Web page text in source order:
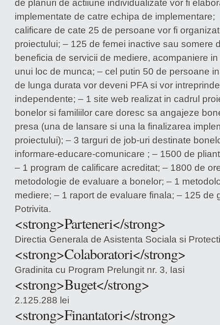
de planuri de actiiune individualizate vor fi
implementate de catre echipa de implementare;
calificare de cate 25 de persoane vor fi
proiectului; – 125 de femei inactive sau somere
beneficia de servicii de mediere, acompaniere
unui loc de munca; – cel putin 50 de persoane
de lunga durata vor deveni PFA si vor
independente; – 1 site web realizat in cadrul
bonelor si familiilor care doresc sa angajeze
presa (una de lansare si una la finalizarea
proiectului); – 3 targuri de job-uri destinate
informare-educare-comunicare ; – 1500 de
– 1 program de calificare acreditat; – 1800 de
metodologie de evaluare a bonelor; – 1
mediere; – 1 raport de evaluare finala; – 125 de
Potrivita.
<strong>Parteneri</strong>
Directia Generala de Asistenta Sociala si
<strong>Colaboratori</strong>
Gradinita cu Program Prelungit nr. 3, Iasi
<strong>Buget</strong>
2.125.288 lei
<strong>Finantatori</strong>